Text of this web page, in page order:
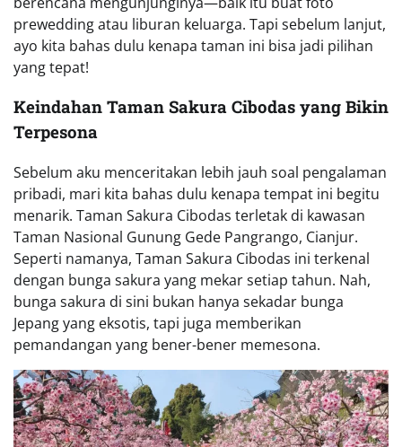
prewedding atau liburan keluarga. Tapi sebelum lanjut,
ayo kita bahas dulu kenapa taman ini bisa jadi pilihan
yang tepat!
Keindahan Taman Sakura Cibodas yang Bikin
Terpesona
Sebelum aku menceritakan lebih jauh soal pengalaman
pribadi, mari kita bahas dulu kenapa tempat ini begitu
menarik. Taman Sakura Cibodas terletak di kawasan
Taman Nasional Gunung Gede Pangrango, Cianjur.
Seperti namanya, Taman Sakura Cibodas ini terkenal
dengan bunga sakura yang mekar setiap tahun. Nah,
bunga sakura di sini bukan hanya sekadar bunga
Jepang yang eksotis, tapi juga memberikan
pemandangan yang bener-bener memesona.